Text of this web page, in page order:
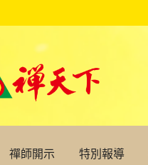
禪師開示 特別報導